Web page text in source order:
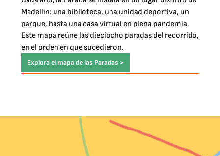
Medellín: una biblioteca, una unidad deportiva, un
parque, hasta una casa virtual en plena pandemia.
Este mapa reúne las dieciocho paradas del recorrido,
en el orden en que sucedieron.
Explora el mapa de las Paradas >